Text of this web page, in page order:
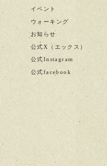
イベント
ウォーキング
お知らせ
公式X（エックス）
公式Instagram
公式facebook